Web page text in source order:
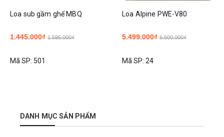
Loa sub gầm ghế MBQ
1.445.000₫ 1.595.000₫
Mã SP: 501
Loa Alpine PWE-V80
5.499.000₫ 6.500.000₫
Mã SP: 24
DANH MỤC SẢN PHẨM